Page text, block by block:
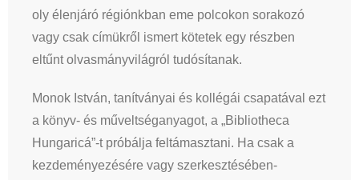
oly élenjáró régiónkban eme polcokon sorakozó
vagy csak címükről ismert kötetek egy részben
eltűnt olvasmányvilágról tudósítanak.
Monok István, tanítványai és kollégái csapatával ezt
a könyv- és műveltséganyagot, a „Bibliotheca
Hungaricá”-t próbálja feltámasztani. Ha csak a
kezdeményezésére vagy szerkesztésében-